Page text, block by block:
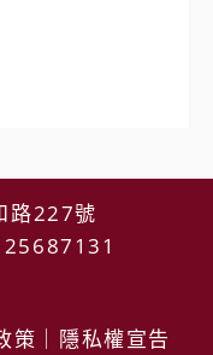
路227號
策 隱私權宣告